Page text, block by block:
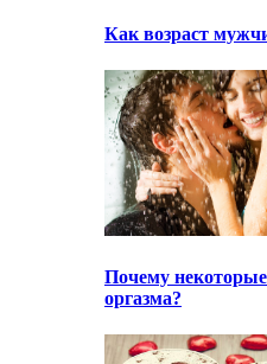
Как возраст
Почему
оргазма?